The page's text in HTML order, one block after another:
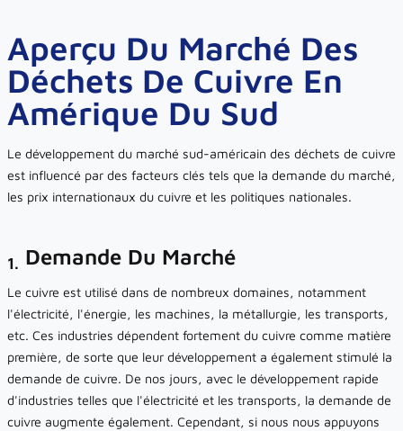
Aperçu Du Marché Des
Déchets De Cuivre En
Amérique Du Sud
Le développement du marché sud-américain des déchets de cuivre
est influencé par des facteurs clés tels que la demande du marché,
les prix internationaux du cuivre et les politiques nationales.
1. Demande Du Marché
Le cuivre est utilisé dans de nombreux domaines, notamment
l'électricité, l'énergie, les machines, la métallurgie, les transports,
etc. Ces industries dépendent fortement du cuivre comme matière
première, de sorte que leur développement a également stimulé la
demande de cuivre. De nos jours, avec le développement rapide
d'industries telles que l'électricité et les transports, la demande de
cuivre augmente également. Cependant, si nous nous appuyons